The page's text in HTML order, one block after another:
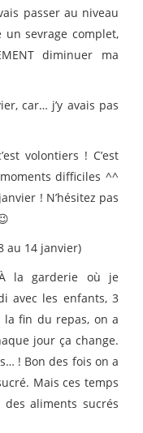
passer au niveau
un sevrage complet,
diminuer ma
car… j’y avais pas
volontiers ! C’est
difficiles ^^
! N’hésitez pas
au 14 janvier)
la garderie où je
avec les enfants, 3
fin du repas, on a
jour ça change.
! Bon des fois on a
Mais ces temps
des aliments sucrés